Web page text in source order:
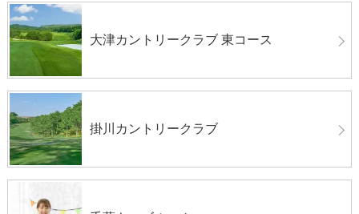
大津カントリークラブ 東コース
掛川カントリークラブ